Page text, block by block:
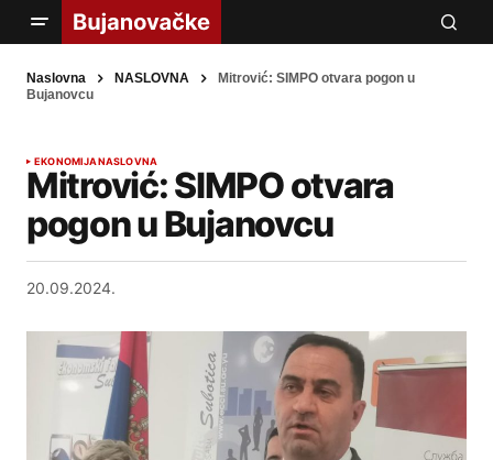
Naslovna NASLOVNA
Mitrović: SIMPO otvara pogon u
Bujanovcu
EKONOMIJANASLOVNA
Mitrović: SIMPO otvara
pogon u Bujanovcu
20.09.2024.